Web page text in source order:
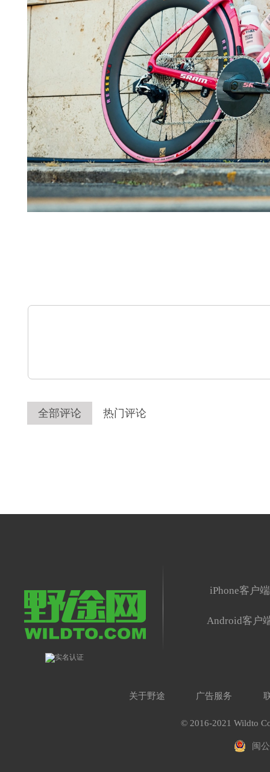
全部评论 热门评论
iPhone客户端
Android客户
关于野途 广告服务
© 2016-2021 Wildto
闽